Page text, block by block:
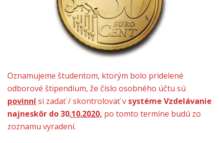
Oznamujeme študentom, ktorým bolo pridelené
odborové štipendium, že číslo osobného účtu sú
povinnísi zadať / skontrolovať v systéme Vzdelávanie
najneskôr do 30.10.2020, po tomto termíne budú zo
zoznamu vyradení.